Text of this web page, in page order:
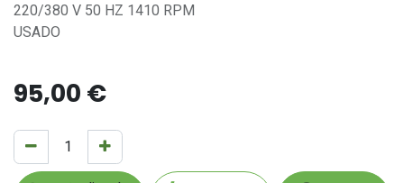
220/380 V 50 HZ 1410 RPM
USADO
95,00 €